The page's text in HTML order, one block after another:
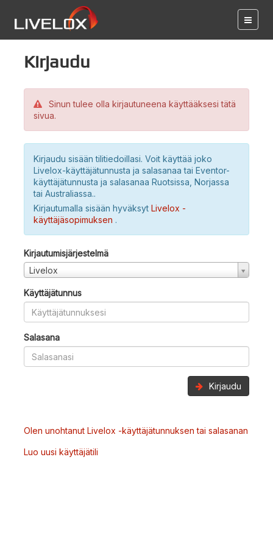
Kirjaudu
Sinun tulee olla kirjautuneena käyttääksesi tätä
sivua.
Kirjaudu sisään tilitiedoillasi. Voit käyttää joko
Livelox-käyttäjätunnusta ja salasanaa tai Eventor-
käyttäjätunnusta ja salasanaa Ruotsissa, Norjassa
tai Australiassa..
Kirjautumalla sisään hyväksyt Livelox -
käyttäjäsopimuksen .
Kirjautumisjärjestelmä
Livelox
Käyttäjätunnus
Salasana
Kirjaudu
Olen unohtanut Livelox -käyttäjätunnuksen tai salasanan
Luo uusi käyttäjätili